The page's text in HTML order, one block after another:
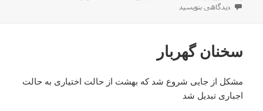
در
برای سخن کوتاه و زیبا
دیدگاهی بنویسید
سخنان گهربار
مشکل از جایی شروع شد که بهشت از حالت اختیاری به حالت
اجباری تبدیل شد